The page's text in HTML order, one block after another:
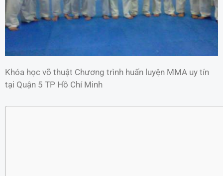
Khóa học võ thuật Chương trình huấn luyện MMA uy tín
tại Quận 5 TP Hồ Chí Minh